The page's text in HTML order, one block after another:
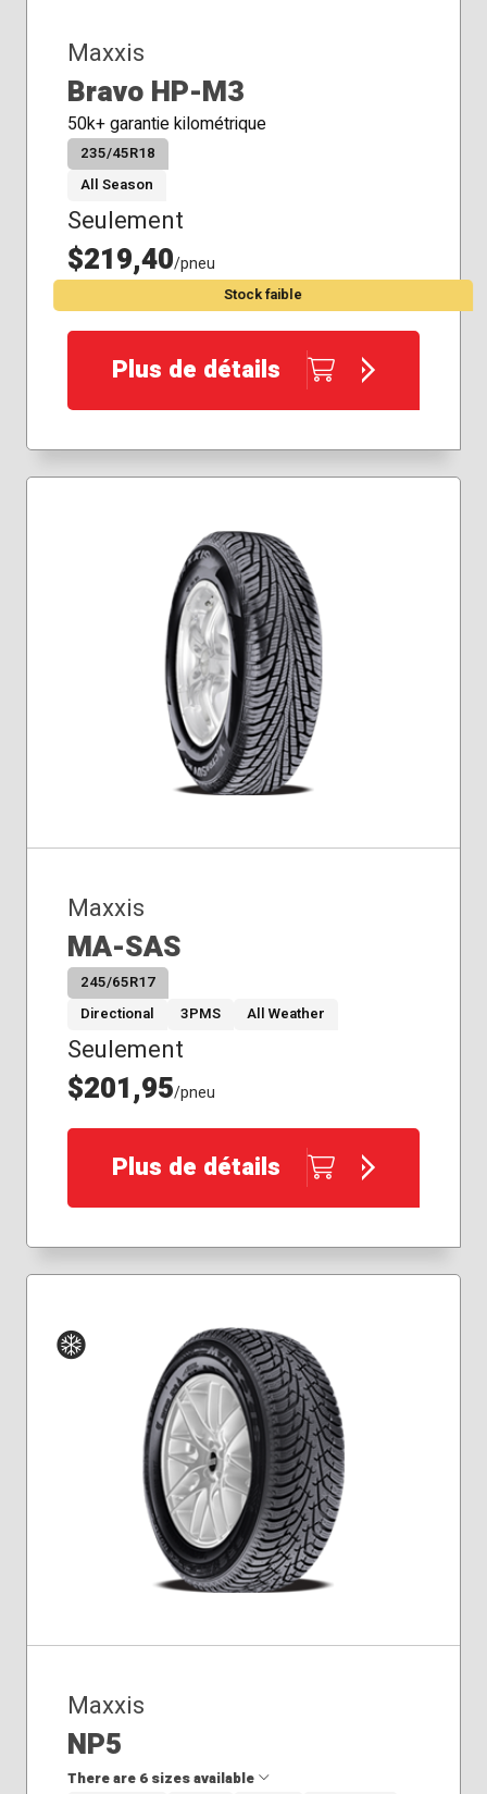
Maxxis
Bravo HP-M3
50k+ garantie kilométrique
235/45R18
All Season
Seulement
$219,40/pneu
Stock faible
Plus de détails
Maxxis
MA-SAS
245/65R17
Directional
3PMS All Weather
Seulement
$201,95/pneu
Plus de détails
Maxxis
NP5
There are 6 sizes available